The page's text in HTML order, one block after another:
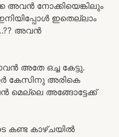
അവൻ നോക്കിയെങ്കിലും
ഇതെല്ലാം
അവൻ
അതേ ഒച്ച കേട്ടു.
കേസിനു അരികെ
മെല്ലെ അങ്ങോട്ടേക്ക്
കണ്ട കാഴ്‌ചയിൽ